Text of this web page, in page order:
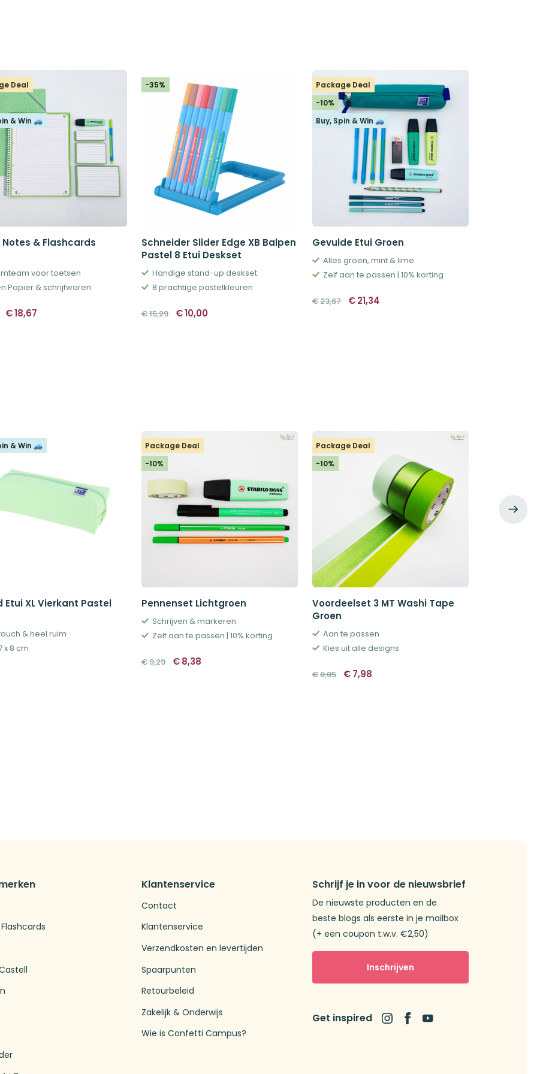
Deal
& Win 🚙
& Flashcards
voor toetsen
Papier & schrijfwaren
Oorspronkelijke
prijs
€18,67
-35%
Schneider Slider Edge XB Balpen
Pastel 8 Etui Deskset
Handige stand-up deskset
8 prachtige pastelkleuren
€15,29 Oorspronkelijke
prijs
€10,00
Package Deal
-10%
Buy, Spin & Win 🚙
Gevulde Etui Groen
Alles groen, mint & lime
Zelf aan te passen | 10% korting
€23,67 Oorspronkelijke
prijs
€21,34
& Win 🚙
Etui XL Vierkant Pastel
& heel ruim
x 8 cm
Package Deal
-10%
Pennenset Lichtgroen
Schrijven & markeren
Zelf aan te passen | 10% korting
€9,29 Oorspronkelijke
prijs
€8,38
Package Deal
-10%
Voordeelset 3 MT Washi Tape
Groen
Aan te passen
Kies uit alle designs
€8,85 Oorspronkelijke
prijs
€7,98
Klantenservice
Contact
Klantenservice
Verzendkosten en levertijden
Spaarpunten
Retourbeleid
Zakelijk & Onderwijs
Wie is Confetti Campus?
Schrijf je in voor de nieuwsbrief
De nieuwste producten en de
beste blogs als eerste in je mailbox
(+ een coupon t.w.v. €2,50)
Inschrijven
Get inspired